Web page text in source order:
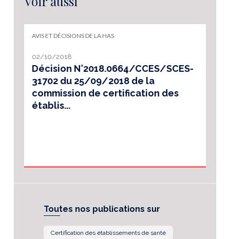
AVIS ET DÉCISIONS DE LA HAS
02/10/2018
Décision N°2018.0664/CCES/SCES-
31702 du 25/09/2018 de la
commission de certification des
établis...
Toutes nos publications sur
Certification des établissements de santé